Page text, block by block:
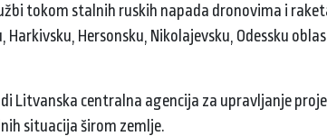
tokom stalnih ruskih napada dronovima i
Hersonsku, Nikolajevsku, Odessku
Litvanska centralna agencija za upravljanje
situacija širom zemlje.